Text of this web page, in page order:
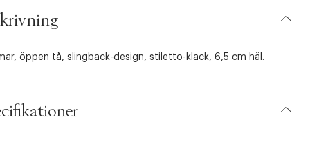
öppen tå, slingback-design, stiletto-klack, 6,5 cm häl.